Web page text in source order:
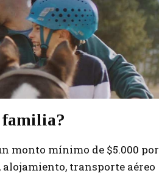
familia?
monto mínimo de $5.000 por
transporte aéreo